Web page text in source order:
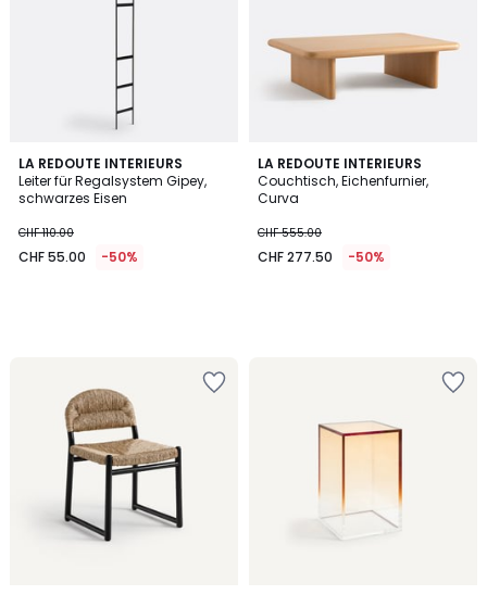
LA REDOUTE INTERIEURS
Leiter für Regalsystem Gipey,
schwarzes Eisen
CHF 110.00
CHF 55.00 -50%
LA REDOUTE INTERIEURS
Couchtisch, Eichenfurnier,
Curva
CHF 555.00
CHF 277.50 -50%